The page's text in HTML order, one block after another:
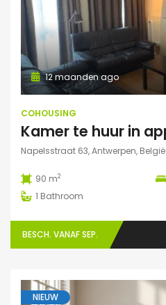
12 maanden ago
COHOUSING
Napelsstraat 63, Antwerpen, België
90 m2
1 Bathroom
BESCH. VANAF SEP.
NIEUW